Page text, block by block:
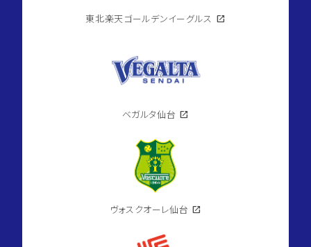
東北楽天ゴールデンイーグルス open_in_new
ベガルタ仙台 open_in_new
ヴォスクオーレ仙台 open_in_new